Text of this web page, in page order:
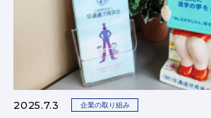
2025.7.3 企業の取り組み